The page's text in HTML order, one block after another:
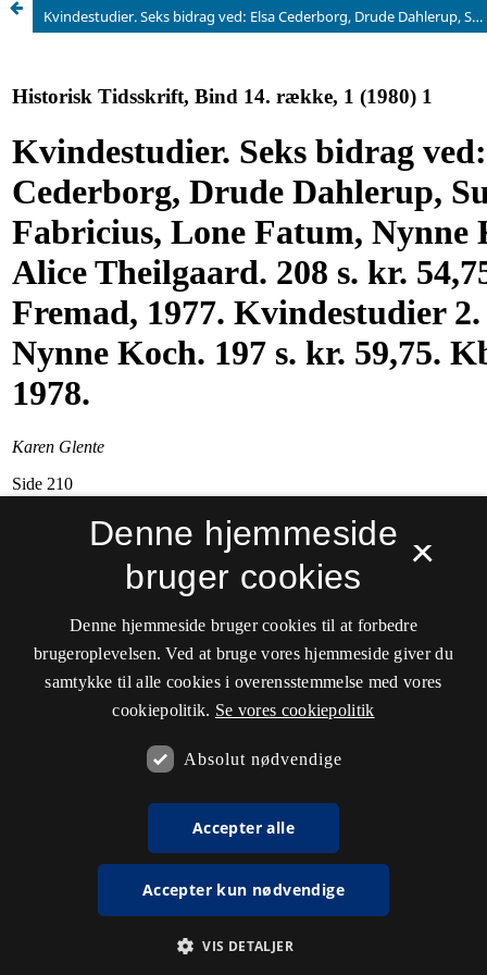
Kvindestudier. Seks bidrag ved: Elsa Cederborg, Drude Dahlerup, Susanne Fabricius, Lone Fatum, Nynne Koch og Alice Theilgaard. 208 s. kr. 54,75. Kbh., Fremad, 1977. Kvindestudier 2. Redigeret af Nynne Koch. 197 s. kr. 59,75. Kbh., Fremad, 1978.
×
Denne hjemmeside
bruger cookies
Denne hjemmeside bruger cookies til at forbedre
brugeroplevelsen. Ved at bruge vores hjemmeside giver du
samtykke til alle cookies i overensstemmelse med vores
cookiepolitik. Se vores cookiepolitik
Absolut nødvendige
Accepter alle
Accepter kun nødvendige
VIS DETALJER